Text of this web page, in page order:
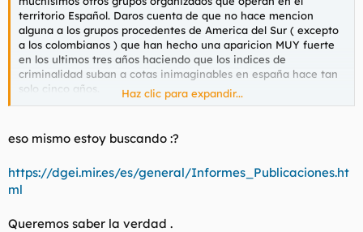
territorio Español. Daros cuenta de que no hace mencion
alguna a los grupos procedentes de America del Sur ( excepto
a los colombianos ) que han hecho una aparicion MUY fuerte
en los ultimos tres años haciendo que los indices de
criminalidad suban a cotas inimaginables en españa hace tan
solo cinco años.
en España a la opinion publica para que no se generalice un
estado de PANICO en las calles. Si supierais lo mal que esta el
calle.
Haz clic para expandir...
eso mismo estoy buscando :?
https://dgei.mir.es/es/general/Informes_Publicaciones.ht
ml
Queremos saber la verdad .